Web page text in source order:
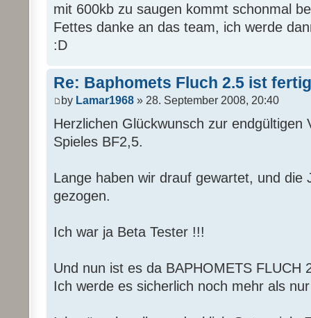
mit 600kb zu saugen kommt schonmal
Fettes danke an das team, ich werde
:D
Re: Baphomets Fluch 2.5 ist fertig
by Lamar1968 » 28. September 2008, 20:40
Herzlichen Glückwunsch zur endgültigen
Spieles BF2,5.
Lange haben wir drauf gewartet, und die
gezogen.
Ich war ja Beta Tester !!!
Und nun ist es da BAPHOMETS FLUCH
Ich werde es sicherlich noch mehr als